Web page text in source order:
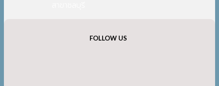
FOLLOW US